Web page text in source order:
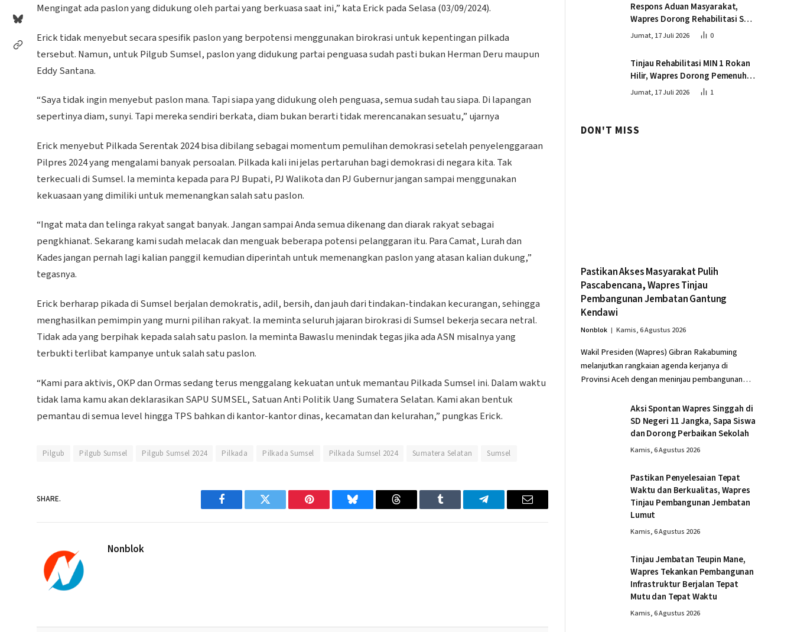
Mengingat ada paslon yang didukung oleh partai yang berkuasa saat ini,” kata Erick pada Selasa (03/09/2024).
Erick tidak menyebut secara spesifik paslon yang berpotensi menggunakan birokrasi untuk kepentingan pilkada
tersebut. Namun, untuk Pilgub Sumsel, paslon yang didukung partai penguasa sudah pasti bukan Herman Deru maupun
Eddy Santana.
“Saya tidak ingin menyebut paslon mana. Tapi siapa yang didukung oleh penguasa, semua sudah tau siapa. Di lapangan
sepertinya diam, sunyi. Tapi mereka sendiri berkata, diam bukan berarti tidak merencanakan sesuatu,” ujarnya
Erick menyebut Pilkada Serentak 2024 bisa dibilang sebagai momentum pemulihan demokrasi setelah penyelenggaraan
Pilpres 2024 yang mengalami banyak persoalan. Pilkada kali ini jelas pertaruhan bagi demokrasi di negara kita. Tak
terkecuali di Sumsel. Ia meminta kepada para PJ Bupati, PJ Walikota dan PJ Gubernur jangan sampai menggunakan
kekuasaan yang dimiliki untuk memenangkan salah satu paslon.
“Ingat mata dan telinga rakyat sangat banyak. Jangan sampai Anda semua dikenang dan diarak rakyat sebagai
pengkhianat. Sekarang kami sudah melacak dan menguak beberapa potensi pelanggaran itu. Para Camat, Lurah dan
Kades jangan pernah lagi kalian panggil kemudian diperintah untuk memenangkan paslon yang atasan kalian dukung,”
tegasnya.
Erick berharap pikada di Sumsel berjalan demokratis, adil, bersih, dan jauh dari tindakan-tindakan kecurangan, sehingga
menghasilkan pemimpin yang murni pilihan rakyat. Ia meminta seluruh jajaran birokrasi di Sumsel bekerja secara netral.
Tidak ada yang berpihak kepada salah satu paslon. Ia meminta Bawaslu menindak tegas jika ada ASN misalnya yang
terbukti terlibat kampanye untuk salah satu paslon.
“Kami para aktivis, OKP dan Ormas sedang terus menggalang kekuatan untuk memantau Pilkada Sumsel ini. Dalam waktu
tidak lama kamu akan deklarasikan SAPU SUMSEL, Satuan Anti Politik Uang Sumatera Selatan. Kami akan bentuk
pemantau di semua level hingga TPS bahkan di kantor-kantor dinas, kecamatan dan kelurahan,” pungkas Erick.
Pilgub Pilgub Sumsel Pilgub Sumsel 2024 Pilkada Pilkada Sumsel Pilkada Sumsel 2024 Sumatera Selatan Sumsel
SHARE.
Facebook Twitter Pinterest Bluesky Threads Tumblr Telegram Email
Nonblok
Respons Aduan Masyarakat,
Wapres Dorong Rehabilitasi SDN
016 Serusa Rokan Hilir
Jumat, 17 Juli 2026 0
Tinjau Rehabilitasi MIN 1 Rokan
Hilir, Wapres Dorong Pemenuhan
Sarana Prasarana Pendidikan
Jumat, 17 Juli 2026 1
DON'T MISS
Pastikan Akses Masyarakat Pulih
Pascabencana, Wapres Tinjau
Pembangunan Jembatan Gantung
Kendawi
Nonblok Kamis, 6 Agustus 2026
Wakil Presiden (Wapres) Gibran Rakabuming
melanjutkan rangkaian agenda kerjanya di
Provinsi Aceh dengan meninjau pembangunan…
Aksi Spontan Wapres Singgah di
SD Negeri 11 Jangka, Sapa Siswa
dan Dorong Perbaikan Sekolah
Kamis, 6 Agustus 2026
Pastikan Penyelesaian Tepat
Waktu dan Berkualitas, Wapres
Tinjau Pembangunan Jembatan
Lumut
Kamis, 6 Agustus 2026
Tinjau Jembatan Teupin Mane,
Wapres Tekankan Pembangunan
Infrastruktur Berjalan Tepat
Mutu dan Tepat Waktu
Kamis, 6 Agustus 2026